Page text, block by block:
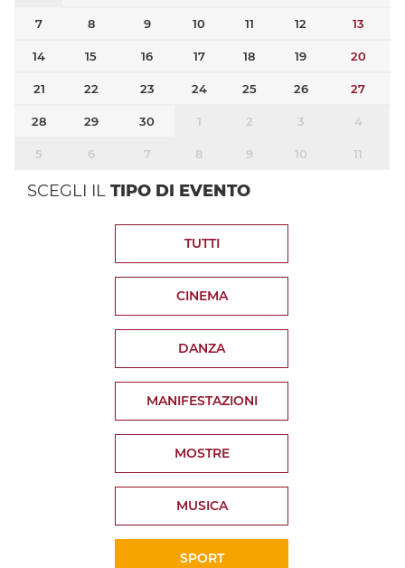
7 8 9 10 11 12 13
14 15 16 17 18 19 20
21 22 23 24 25 26 27
28 29 30 1 2 3 4
5 6 7 8 9 10 11
SCEGLI IL TIPO DI EVENTO
TUTTI
CINEMA
DANZA
MANIFESTAZIONI
MOSTRE
MUSICA
SPORT